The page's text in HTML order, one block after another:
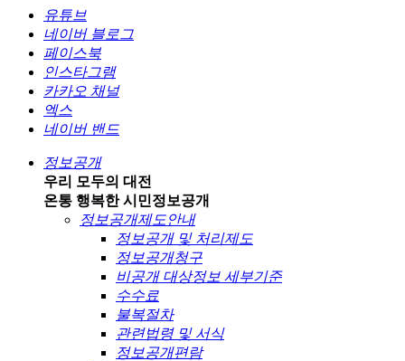
유튜브
네이버 블로그
페이스북
인스타그램
카카오 채널
엑스
네이버 밴드
정보공개
우리 모두의 대전
온통 행복한 시민정보공개
정보공개제도안내
정보공개 및 처리제도
정보공개청구
비공개 대상정보 세부기준
수수료
불복절차
관련법령 및 서식
정보공개편람